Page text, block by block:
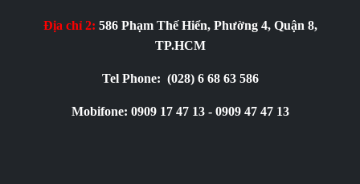
Địa chỉ 2: 586 Phạm Thế Hiển, Phường 4, Quận 8,
TP.HCM
Tel Phone: (028) 6 68 63 586
Mobifone: 0909 17 47 13 - 0909 47 47 13